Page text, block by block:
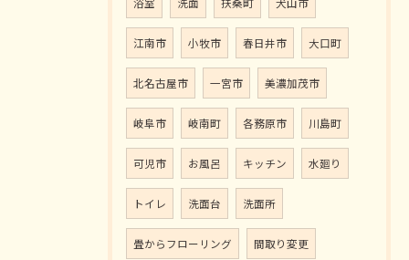
浴室 洗面 扶桑町 犬山市
江南市 小牧市 春日井市 大口町
北名古屋市 一宮市 美濃加茂市
岐阜市 岐南町 各務原市 川島町
可児市 お風呂 キッチン 水廻り
トイレ 洗面台 洗面所
畳からフローリング 間取り変更